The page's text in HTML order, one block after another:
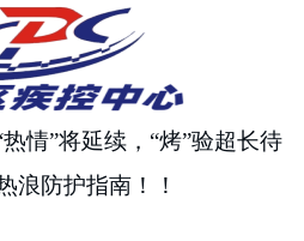
热情”将延续 ， “烤”验超长待
浪防护指南 ！！